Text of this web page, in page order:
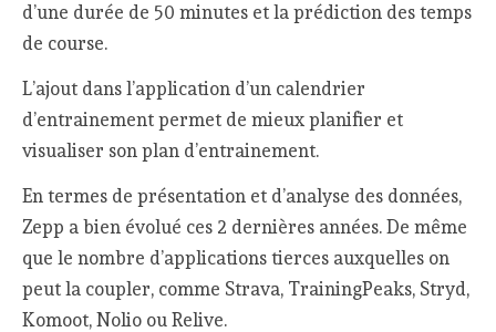
d’une durée de 50 minutes et la prédiction des temps
de course.
L’ajout dans l’application d’un calendrier
d’entrainement permet de mieux planifier et
visualiser son plan d’entrainement.
En termes de présentation et d’analyse des données,
Zepp a bien évolué ces 2 dernières années. De même
que le nombre d’applications tierces auxquelles on
peut la coupler, comme Strava, TrainingPeaks, Stryd,
Komoot, Nolio ou Relive.